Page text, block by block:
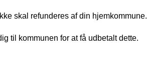
skal refunderes af din hjemkommune.
til kommunen for at få udbetalt dette.